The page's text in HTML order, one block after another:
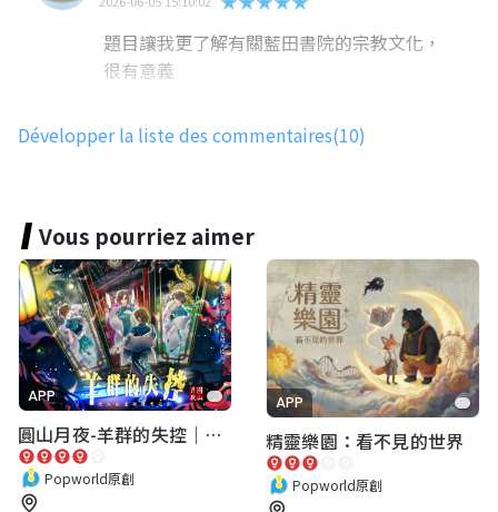
題目讓我更了解有關藍田書院的宗教文化，
很有意義
題目讓我更了解孔子的相關知識
310507林怡欣
2026-06-05 12:03:10 ★★★★★
路線規劃的很順，完美結合藍田書院的歷
史，遊玩體驗滿分💯
Développer la liste des commentaires(10)
Vous pourriez aimer
APP
圓山月夜-羊群的失控｜圓山飯店 ARG實境解謎遊戲
Popworld原創
APP
精靈樂園：看不見的世界
Popworld原創